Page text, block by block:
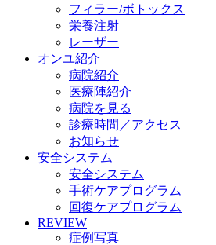
フィラー/ボトックス
栄養注射
レーザー
オンユ紹介
病院紹介
医療陣紹介
病院を見る
診療時間／アクセス
お知らせ
安全システム
安全システム
手術ケアプログラム
回復ケアプログラム
REVIEW
症例写真